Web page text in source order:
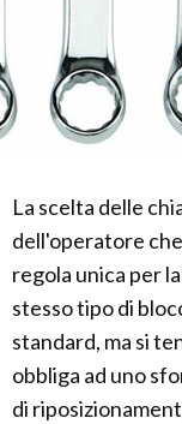
La scelta delle
dell'operatore
regola unica per
stesso tipo di
standard, ma si
obbliga ad uno
di